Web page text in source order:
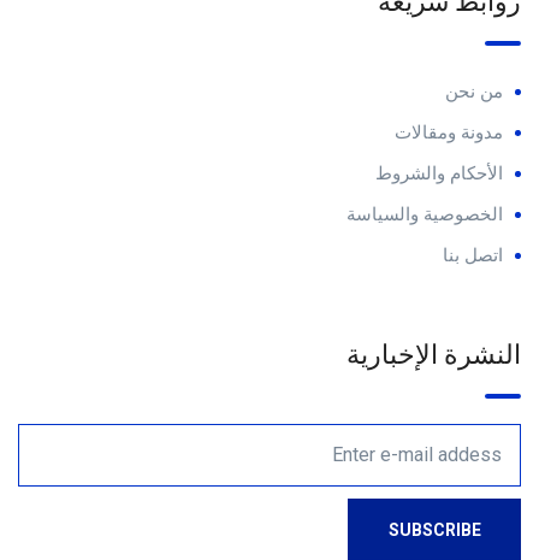
من نحن
مدونة ومقالات
الأحكام والشروط
الخصوصية والسياسة
اتصل بنا
النشرة الإخبارية